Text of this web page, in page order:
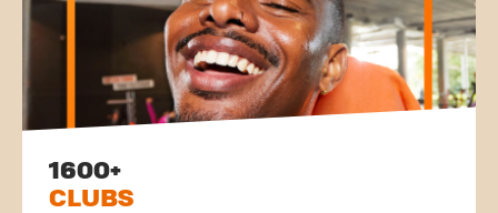
1600+
CLUBS